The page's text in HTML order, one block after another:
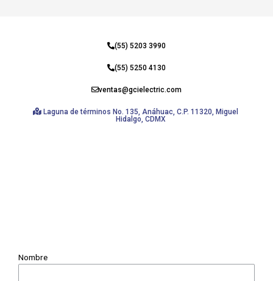
(55) 5203 3990
(55) 5250 4130
ventas@gcielectric.com
Laguna de términos No. 135, Anáhuac, C.P. 11320, Miguel
Hidalgo, CDMX
Nombre